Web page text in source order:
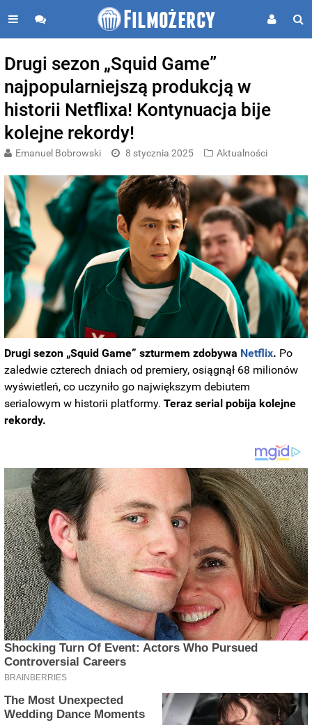
Drugi sezon „Squid Game”
najpopularniejszą produkcją w
historii Netflixa! Kontynuacja bije
kolejne rekordy!
Emanuel Bobrowski 8 stycznia 2025 Aktualności
Drugi sezon „Squid Game” szturmem zdobywa Netflix. Po
zaledwie czterech dniach od premiery, osiągnął 68 milionów
wyświetleń, co uczyniło go największym debiutem
serialowym w historii platformy.Teraz serial pobija kolejne
rekordy.